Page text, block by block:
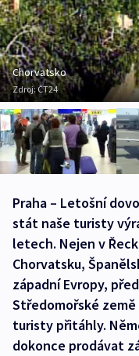
Chorvatsko
Zdroj:ČT24
Praha – Letošní
stát naše turisty
letech. Nejen v
Chorvatsku,
západní Evropy,
Středomořské
turisty přitáhly.
dokonce prodávat